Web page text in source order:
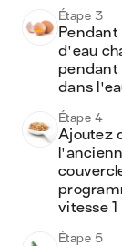
Étape 3
d'eau
pendant
dans
Étape 4
Ajoutez
vitesse
Étape 5